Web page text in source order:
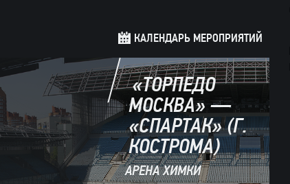
КАЛЕНДАРЬ МЕРОПРИЯТИЙ
«ТОРПЕДО
МОСКВА» —
«СПАРТАК» (Г.
КОСТРОМА)
АРЕНА ХИМКИ